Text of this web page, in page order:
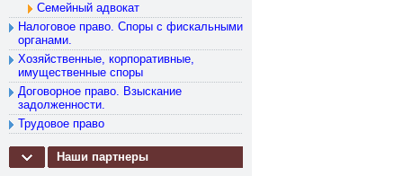
Семейный адвокат
Налоговое право. Споры с фискальными
органами.
Хозяйственные, корпоративные,
имущественные споры
Договорное право. Взыскание
задолженности.
Трудовое право
Наши партнеры